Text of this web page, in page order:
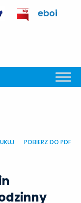
eboi
POBIERZ DO PDF